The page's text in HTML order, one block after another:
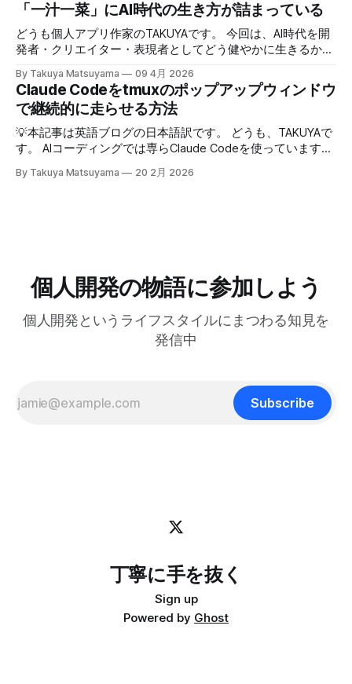
なった。話の結論も何もいらなくて、「そうなんですね」
「いいですね」「ほんじゃお疲れ様です〜」みたいな感じで
締めくくる。反応に困ったらとりあえず「いいですね」まじ
で便利！男相手の会話でも有効。インタビューにも応用が利
きそうだ。 天気が悪くてだるいので、やる気が出るまで部
屋でレシートの撮影などの単純作業をして過ごした。レシー
トを撮ったら事務代行さんに投げる。そのうちAIに代替させ
ーラムをチェックしたら、
さい。 ※ギアアイコンをクリックして、音声と字幕を日本語
に変更できます。 00:00 イントロ:TAKUYAさんようこそ
01:32 TAKUYAさんの自己紹介:WalknoteからInkdropまで
がフリーランス案件につながった 09:17 Inkdropで食えるよ
うになるまで 12:15 なぜ最初から海外市場を狙ったのか
14:54 AI登場前、英語コピーに苦戦した話 16:18 AIバイブコ
ーディング時代をどう見ているか 17:24 全てのコードを一行
ずつレビューする使い方 21:06 AIは新幹線:速さの先にあるも
の 25:53 AI時代に「感性」が大事になる 27:
「一汁一菜」にAI時代の生き方が詰まっている
どうも個人アプリ作家のTAKUYAです。 今回は、AI時代を開
発者・クリエイター・表現者としてどう健やかに生きるか、
の「健やかに生きる」とは、心身の健康を保ちながら、もの
づくりを楽しみ続けるという意味です。 読者の中にも、最
近のAIの急速な進化の中でどう生き残り、さらに活躍してい
くかを悩んでいる方は多いのではないでしょうか。正直、す
べてに対する正解はわかりません。未来を正確に予測できる
人はいないからです。 でも自分は、ソフトウェア寄りのア
ーティストとして生きる上で大事なのは、「戦略」や「堀
菜でよいという提案」 を読んで、日々のリズムを健やかに
保つためのヒントがたくさん詰まっていると感じまし
By Takuya Matsuyama 09 4月 2026
Claude Codeをtmuxのポップアップウィンドウ
で継続的に走らせる方法
💡本記事は英語ブログの日本語訳です。 どうも、TAKUYAで
す。 AIコーディングでは専らClaude Codeを使っています。
いたのですが、幅が狭すぎてメッセージやdiffがまともに表
す。 この記事では、それを実現するためのtmuxの設定方法
を紹介します。 動画で見る(英語): ポップアップウィンドウ
ドを使うとポップアップウィンドウを表示でき、ちょっとし
たツールにすぐアクセスするのに便利です。 僕はlazygitで
By Takuya Matsuyama 20 2月 2026
個人開発の物語に参加しよう
個人開発というライフスタイルにまつわる知見を
発信中
Subscribe
丁寧に手を抜く
Sign up
Powered by Ghost